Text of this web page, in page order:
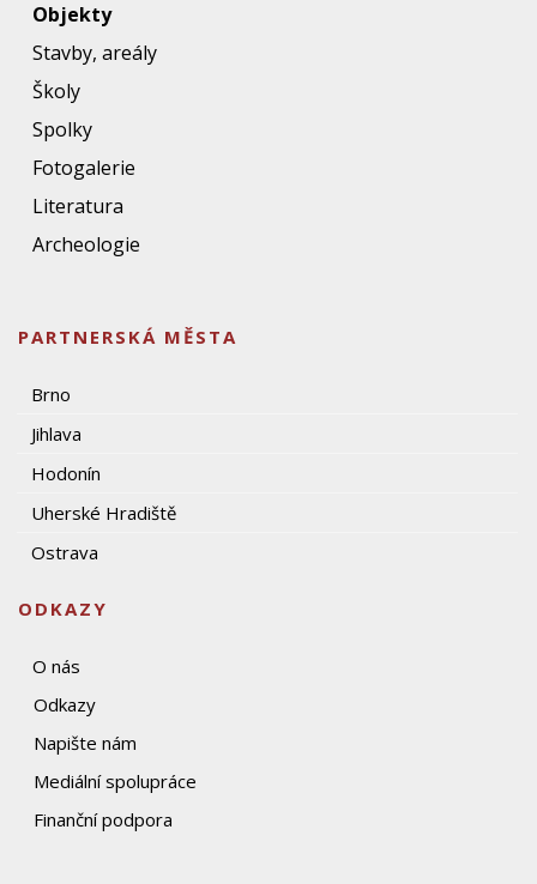
Objekty
Stavby, areály
Školy
Spolky
Fotogalerie
Literatura
Archeologie
PARTNERSKÁ MĚSTA
Brno
Jihlava
Hodonín
Uherské Hradiště
Ostrava
ODKAZY
O nás
Odkazy
Napište nám
Mediální spolupráce
Finanční podpora